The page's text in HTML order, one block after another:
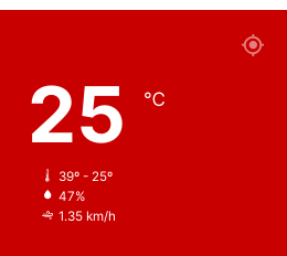
25 ℃
39º - 25º
47%
1.35 km/h